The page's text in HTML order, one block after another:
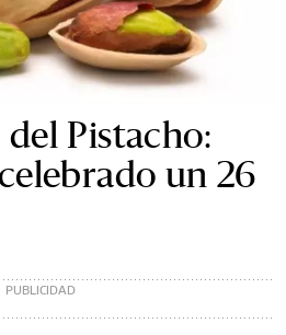
Pistacho:
un 26